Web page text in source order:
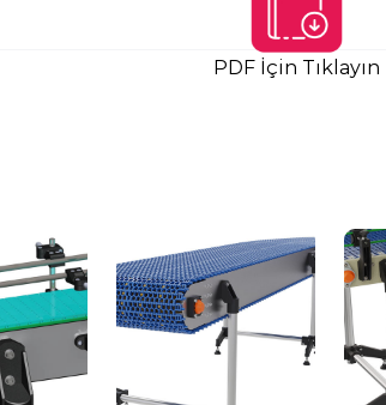
PDF İçin Tıklayın